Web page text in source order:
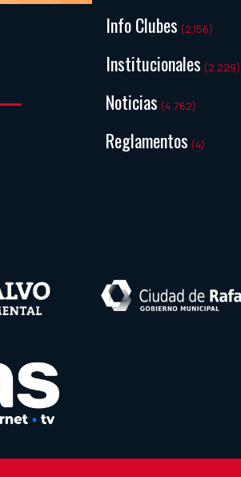
Info Clubes (2.156)
Institucionales (2.229)
Noticias (4.762)
Reglamentos (4)